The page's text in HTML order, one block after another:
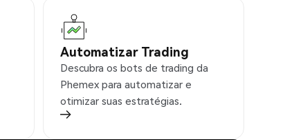
Automatizar Trading
Descubra os bots de trading da
Phemex para automatizar e
otimizar suas estratégias.